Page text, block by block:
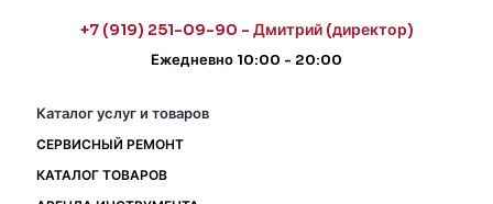
+7 (919) 251-09-90 - Дмитрий (директор)
Ежедневно 10:00 - 20:00
Каталог услуг и товаров
СЕРВИСНЫЙ РЕМОНТ
КАТАЛОГ ТОВАРОВ